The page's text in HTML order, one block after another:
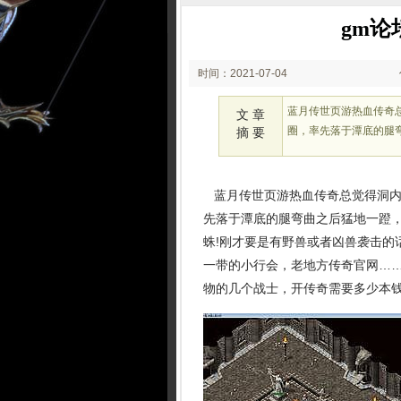
gm论
时间：2021-07-04
00:07
文 章
摘 要
蓝月传世页游热血传
圈，率先落于潭底的腿
蓝月传世页游热血传奇总觉得洞
先落于潭底的腿弯曲之后猛地一蹬
蛛!刚才要是有野兽或者凶兽袭击
一带的小行会，老地方传奇官网
物的几个战士，开传奇需要多少